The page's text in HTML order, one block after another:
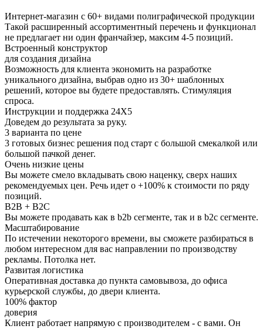
Интернет-магазин с 60+ видами полиграфической продукции
Такой расширенный ассортиментный перечень и функционал
не предлагает ни один франчайзер, максим 4-5 позиций.
Встроенный конструктор
для создания дизайна
Возможность для клиента экономить на разработке
уникального дизайна, выбрав одно из 30+ шаблонных
решений, которое вы будете предоставлять. Стимуляция
спроса.
Инструкции и поддержка 24Х5
Доведем до результата за руку.
3 варианта по цене
3 готовых бизнес решения под старт с большой смекалкой или
большой пачкой денег.
Очень низкие цены
Вы можете смело вкладывать свою наценку, сверх наших
рекомендуемых цен. Речь идет о +100% к стоимости по ряду
позиций.
B2B + B2C
Вы можете продавать как в b2b сегменте, так и в b2c сегменте.
Масштабирование
По истечении некоторого времени, вы сможете разбираться в
любом интересном для вас направлении по производству
рекламы. Потолка нет.
Развитая логистика
Оперативная доставка до пункта самовывоза, до офиса
курьерской службы, до двери клиента.
100% фактор
доверия
Клиент работает напрямую с производителем - с вами. Он